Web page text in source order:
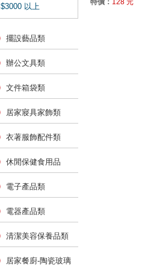
$3000 以上
擺設藝品類
辦公文具類
文件箱袋類
居家寢具家飾類
衣著服飾配件類
休閒保健食用品
電子產品類
電器產品類
清潔美容保養品類
居家餐廚-陶瓷玻璃
特價： 128 元